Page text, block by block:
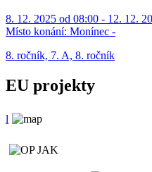
8. 12. 2025 od 08:00 - 12. 12.
Místo konání: Monínec -
8. ročník, 7. A, 8. ročník
EU projekty
l